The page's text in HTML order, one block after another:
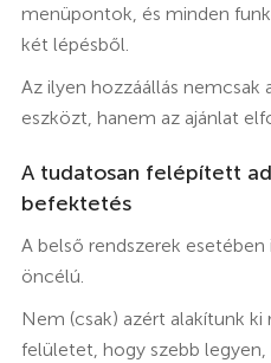
menüpontok, és minden
két lépésből.
Az ilyen hozzáállás nemcsak
eszközt, hanem az ajánlat
A tudatosan felépített
befektetés
A belső rendszerek esetében
öncélú.
Nem (csak) azért alakítunk
felületet, hogy szebb